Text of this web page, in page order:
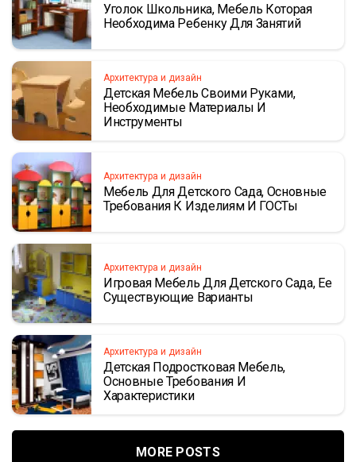
Уголок Школьника, Мебель Которая
Необходима Ребенку Для Занятий
Архитектура и дизайн
Детская Мебель Своими Руками,
Необходимые Материалы И
Инструменты
Архитектура и дизайн
Мебель Для Детского Сада, Основные
Требования К Изделиям И ГОСТы
Архитектура и дизайн
Игровая Мебель Для Детского Сада, Ее
Существующие Варианты
Архитектура и дизайн
Детская Подростковая Мебель,
Основные Требования И
Характеристики
MORE POSTS